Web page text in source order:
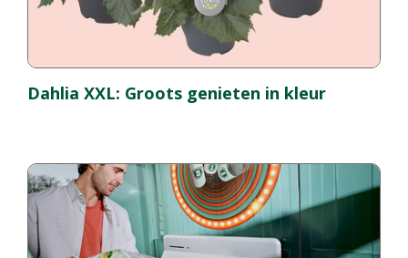
Dahlia XXL: Groots genieten in kleur